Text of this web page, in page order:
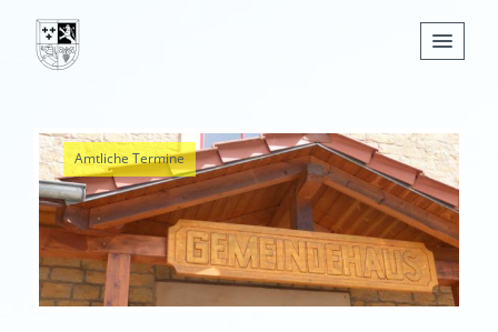
Nachrichten
Leben
Verwaltung
Tourismus
Gemeinden
Amtliche Termine